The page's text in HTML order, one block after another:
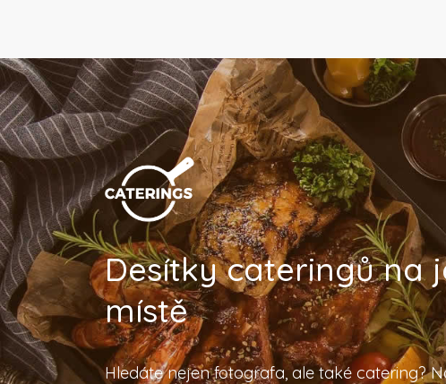
Desítky cateringů na
místě
Hledáte nejen fotografa, ale také catering?